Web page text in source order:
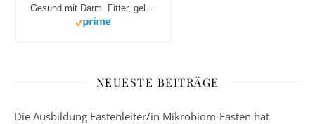
NEUESTE BEITRÄGE
Die Ausbildung Fastenleiter/in Mikrobiom-Fasten hat